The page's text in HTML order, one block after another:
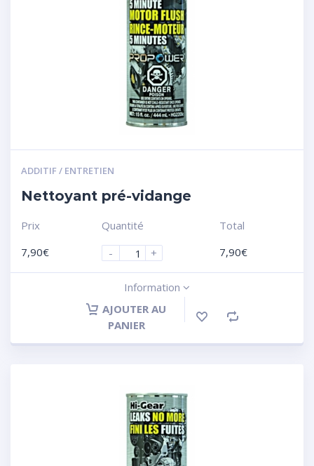
ADDITIF / ENTRETIEN
Nettoyant pré-vidange
Prix
7,90€
Quantité
-
+
Total
7,90€
Information
AJOUTER AU
PANIER